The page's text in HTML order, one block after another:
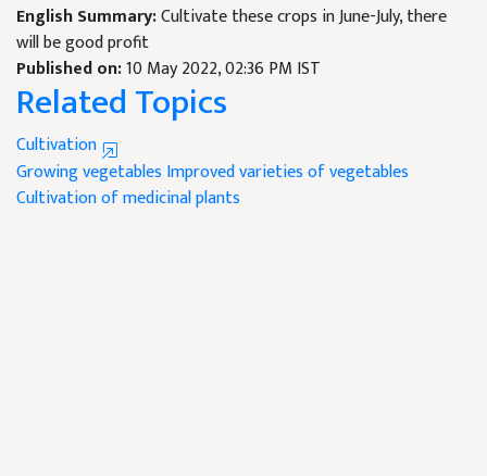
English Summary:Cultivate these crops in June-July, there
will be good profit
Published on:10 May 2022, 02:36 PM IST
Related Topics
Cultivation
Growing vegetables Improved varieties of vegetables
Cultivation of medicinal plants